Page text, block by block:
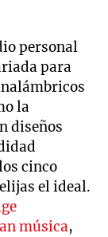
personal
para
la
diseños
cinco
el ideal.
música,